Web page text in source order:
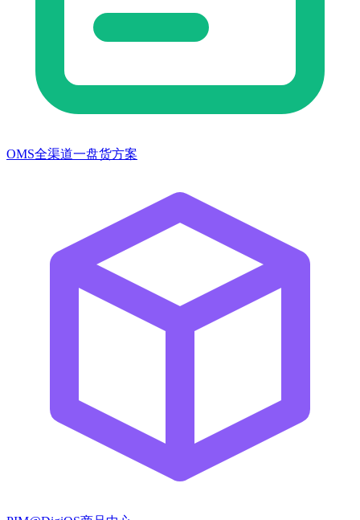
OMS全渠道一盘货方案